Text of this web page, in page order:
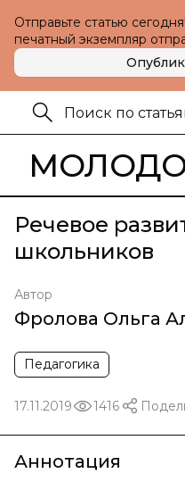
Отправьте статью
печатный экземпляр
Речевое
школьников
Автор
Фролова Ольга
Педагогика
17.11.2019 1416
Аннотация